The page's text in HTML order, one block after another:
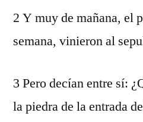
2 Y muy de mañana, el
semana, vinieron al
3 Pero decían entre sí:
la piedra de la entrada